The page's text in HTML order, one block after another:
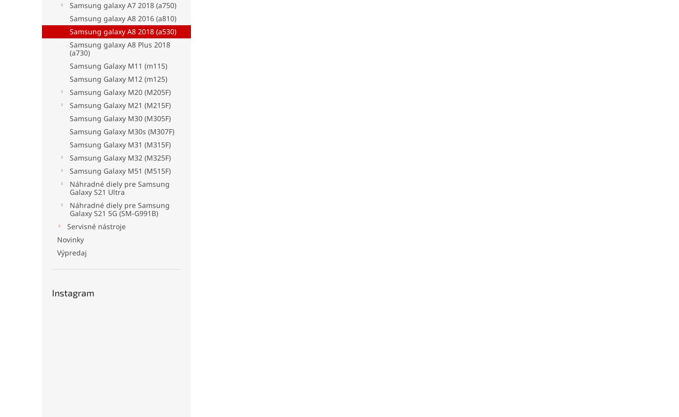
Samsung galaxy A7 2018 (a750)
Samsung galaxy A8 2016 (a810)
Samsung galaxy A8 2018 (a530)
Samsung galaxy A8 Plus 2018
(a730)
Samsung Galaxy M11 (m115)
Samsung Galaxy M12 (m125)
Samsung Galaxy M20 (M205F)
Samsung Galaxy M21 (M215F)
Samsung Galaxy M30 (M305F)
Samsung Galaxy M30s (M307F)
Samsung Galaxy M31 (M315F)
Samsung Galaxy M32 (M325F)
Samsung Galaxy M51 (M515F)
Náhradné diely pre Samsung
Galaxy S21 Ultra
Náhradné diely pre Samsung
Galaxy S21 5G (SM-G991B)
Servisné nástroje
Novinky
Výpredaj
Instagram